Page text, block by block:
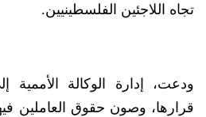
تجاه اللاجئين الفلسطينيين.
ودعت، إدارة الوكالة الأممية
قرارها، وصون حقوق العاملين